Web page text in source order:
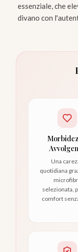
essenziale, che
divano con
Una
quotidiana
selezionata,
comfort